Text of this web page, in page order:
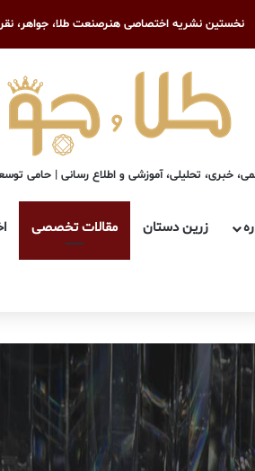
نخستین نشریه اختصاصی هنرصنعت طلا، جواهر،
خبری، تحلیلی، آموزشی و اطلاع رسانی | حامی
زرین دستان مقالات تخصصی